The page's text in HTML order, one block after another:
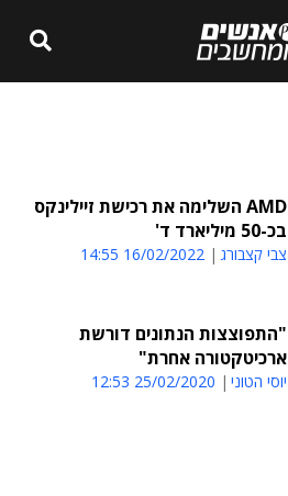
AMD השלימה את רכישת זיילינקס
בכ-50 מיליארד ד'
צבי קצבורג 16/02/2022 14:55
"התפוצצות הנתונים דורשת
ארכיטקטורה אחרת"
יוסי הטוני 25/02/2020 12:53